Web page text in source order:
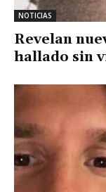
NOTICIAS
Revelan
hallado sin